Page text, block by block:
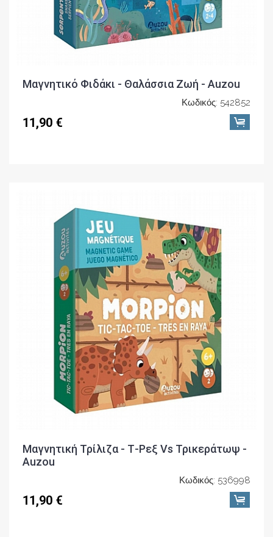
Μαγνητικό Φιδάκι - Θαλάσσια Ζωή - Auzou
Κωδικός: 542852
11,90 €
Μαγνητική Τρίλιζα - Τ-Ρεξ Vs Τρικεράτωψ -
Auzou
Κωδικός: 536998
11,90 €